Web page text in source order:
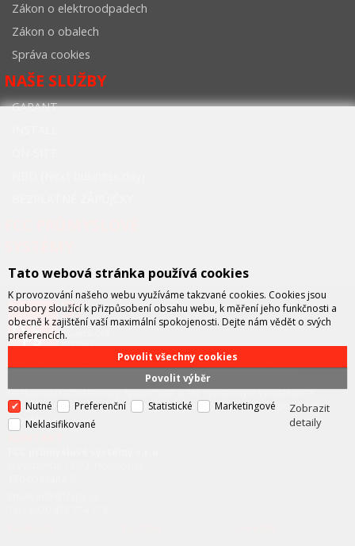
Zákon o elektroodpadech
Zákon o obalech
Správa cookies
NAŠE SLUŽBY
GARANT
FCC průmyslové systémyje technicko – obchodní společností,
zastupující významné výrobce v oblasti průmyslové automatizace a
telekomunikační techniky. Společnost je též významným vývojářem a
integrátorem se specializací na systémy strojového vidění a pokročilé
robotiky.
Tato webová stránka používá cookies
K provozování našeho webu využíváme takzvané cookies. Cookies jsou
soubory sloužící k přizpůsobení obsahu webu, k měření jeho funkčnosti a
obecně k zajištění vaší maximální spokojenosti. Dejte nám vědět o svých
preferencích.
Povolit výběr
Povolit všechny cookies
Nutné Preferenční Statistické
Marketingové
Neklasifikované
Zobrazit
detaily